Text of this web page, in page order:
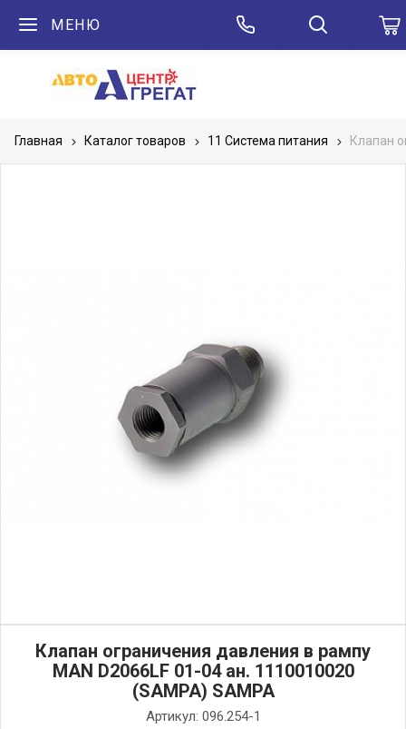
МЕНЮ
Главная Каталог товаров 11 Система питания Клапан
Клапан ограничения давления в рампу
MAN D2066LF 01-04 ан. 1110010020
(SAMPA) SAMPA
Артикул: 096.254-1